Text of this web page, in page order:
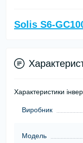
Solis S6-
Характеристики
Виробник
Модель